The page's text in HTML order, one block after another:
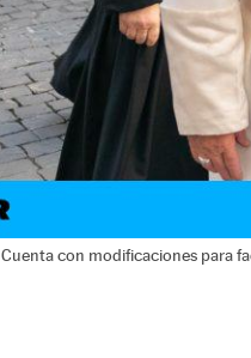
Cuenta con modificaciones para